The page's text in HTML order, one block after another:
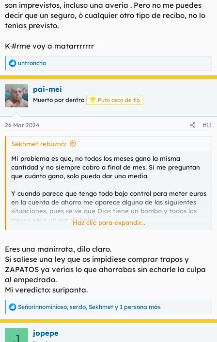
son imprevistos, incluso una avería . Pero no me puedes
decir que un seguro, ó cualquier otro tipo de recibo, no lo
tenías previsto.
K·#rme voy a matarrrrrrr
R
e
a
c
c
i
e
s
untroncho
pai-mei
Muerto por dentro Puto asco de tío
26 Mar 2024 #11
Sekhmet rebuznó:
Mi problema es que, no todos los meses gano la misma
cantidad y no siempre cobro a final de mes. Si me preguntan
que cuánto gano, solo puedo dar una media.
Y cuando parece que tengo todo bajo control para meter euros
en la cuenta de ahorro me aparece alguna de las siguientes
situaciones, pues se ve que Dios tiene un bombo y todos los
meses saca un par de bolas:
Visita, medicamentos, seguimiento ≈300 euros
Centenas: hora al dermatólogo porque me aparece un brote de
rosácea de forma espontánea ≈100 euros
Y para terminar: EL SEGURO DEL COCHE.
Total ahorro del mes: -273. Frío, frío, como diría mi estimado
@ignaciofdez
Me gustaría ser uno de esos ahorradores huraños que cuando
les duele una muela recurren al clavo y solo acuden al dentista
Haz clic para expandir...
Eres una manirrota, dilo claro.
Si saliese una ley que os impidiese comprar trapos y
ZAPATOS ya verías lo que ahorrabas sin echarle la culpa
al empedrado.
Mi veredicto: suripanta.
R
e
a
Señorinnominioso, serdo, Sekhmet y 1 persona más
jopepe